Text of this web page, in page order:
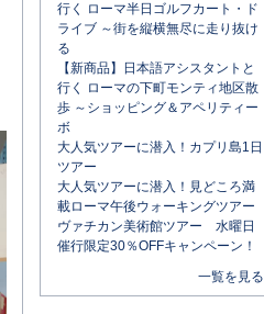
行く ローマ半日ゴルフカート・ド
ライブ ～街を縦横無尽に走り抜け
る
【新商品】日本語アシスタントと
行く ローマの下町モンティ地区散
歩 ～ショッピング＆アペリティー
ボ
大人気ツアーに潜入！カプリ島1日
ツアー
大人気ツアーに潜入！見どころ満
載ローマ午後ウォーキングツアー
ヴァチカン美術館ツアー 水曜日
催行限定30％OFFキャンペーン！
一覧を見る